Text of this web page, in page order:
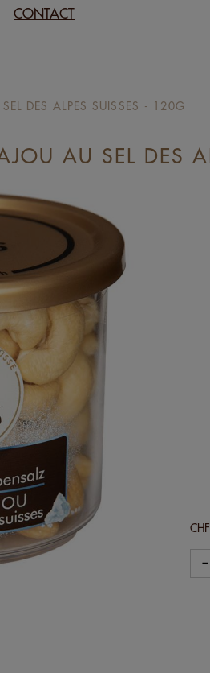
CONTACT
DES ALPES SUISSES - 120G
AU SEL DES
CHF
−